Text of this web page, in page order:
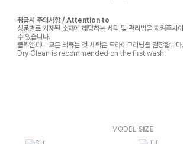
취급시 주의사항 / Attention to
상품별로 기재된 소재에 해당하는 세탁 및 관리법을 지켜주셔
수 있습니다.
클릭앤퍼니 모든 의류는 첫 세탁은 드라이크리닝을 권장합니다.
Dry Clean is recommended on the first wash.
MODEL SIZE